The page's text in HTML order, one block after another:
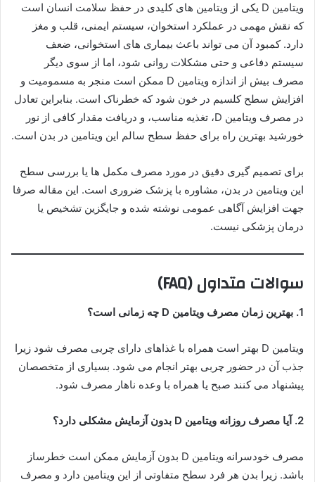
ویتامین D یکی از ویتامین های کلیدی در حفظ سلامت انسان است
که نقش مهمی در عملکرد استخوان، سیستم ایمنی، قلب و مغز
دارد. کمبود آن می تواند باعث بیماری های استخوانی، ضعف
سیستم دفاعی و حتی مشکلات روانی شود، اما از سوی دیگر
مصرف بیش از اندازه ویتامین D ممکن است منجر به مسمومیت و
افزایش سطح کلسیم در خون شود که خطرناک است. بنابراین تعادل
در مصرف ویتامین D، تغذیه مناسب، و دریافت مقدار کافی از نور
خورشید بهترین راه برای حفظ سطح سالم این ویتامین در بدن است.
برای تصمیم گیری دقیق در مورد مصرف مکمل ها یا بررسی سطح
این ویتامین در بدن، مشاوره با پزشک ضروری است. این مقاله صرفا
جهت افزایش آگاهی عمومی نوشته شده و جایگزین تشخیص یا
درمان پزشکی نیست.
سوالات متداول (FAQ)
1. بهترین زمان مصرف ویتامین D چه زمانی است؟
ویتامین D بهتر است همراه با غذاهای دارای چربی مصرف شود زیرا
جذب آن در حضور چربی بهتر انجام می شود. بسیاری از متخصصان
پیشنهاد می کنند صبح یا همراه با وعده ناهار مصرف شود.
2. آیا مصرف روزانه ویتامین D بدون آزمایش مشکلی دارد؟
مصرف خودسرانه ویتامین D بدون آزمایش ممکن است خطرساز
باشد. زیرا بدن هر فرد سطح متفاوتی از این ویتامین دارد و مصرف